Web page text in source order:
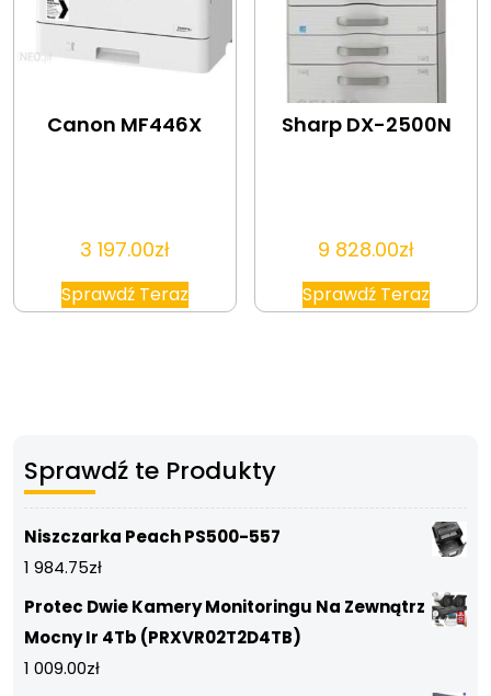
Canon MF446X
3 197.00zł
Sprawdź Teraz
Sharp DX-2500N
9 828.00zł
Sprawdź Teraz
Sprawdź te Produkty
Niszczarka Peach PS500-557
1 984.75zł
Protec Dwie Kamery Monitoringu Na Zewnątrz
Mocny Ir 4Tb (PRXVR02T2D4TB)
1 009.00zł